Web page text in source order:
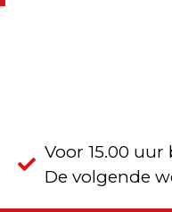
Voor 15.00
De volgende